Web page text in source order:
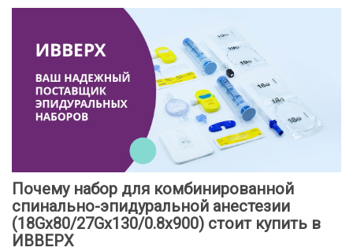
Почему набор для комбинированной
спинально-эпидуральной анестезии
(18Gx80/27Gх130/0.8х900) стоит купить в
ИВВЕРХ